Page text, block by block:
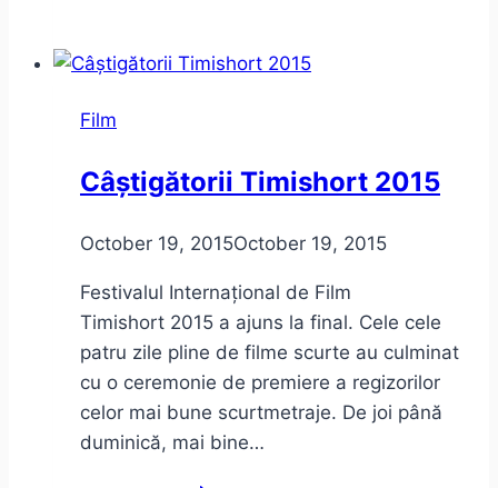
poezie
Film
Câștigătorii Timishort 2015
October 19, 2015October 19, 2015
Festivalul Internațional de Film
Timishort 2015 a ajuns la final. Cele cele
patru zile pline de filme scurte au culminat
cu o ceremonie de premiere a regizorilor
celor mai bune scurtmetraje. De joi până
duminică, mai bine…